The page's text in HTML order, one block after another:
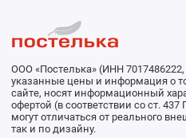
ООО «Постелька» (ИНН
указанные цены и информация о
сайте, носят информационный
офертой (в соответствии со ст.
могут отличаться от реального
так и по дизайну.